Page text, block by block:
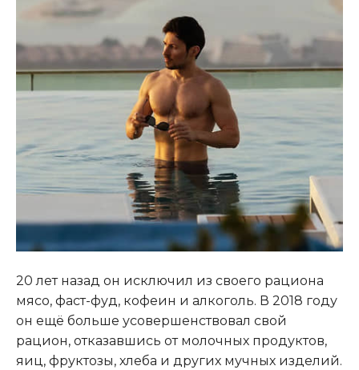
20 лет назад он исключил из своего рациона
мясо, фаст-фуд, кофеин и алкоголь. В 2018 году
он ещё больше усовершенствовал свой
рацион, отказавшись от молочных продуктов,
яиц, фруктозы, хлеба и других мучных изделий.